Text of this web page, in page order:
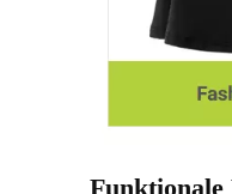
Funktionale